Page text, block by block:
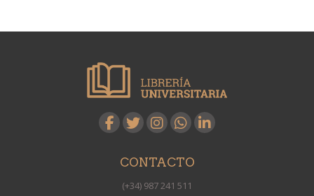
CONTACTO
(+34) 987 241 511